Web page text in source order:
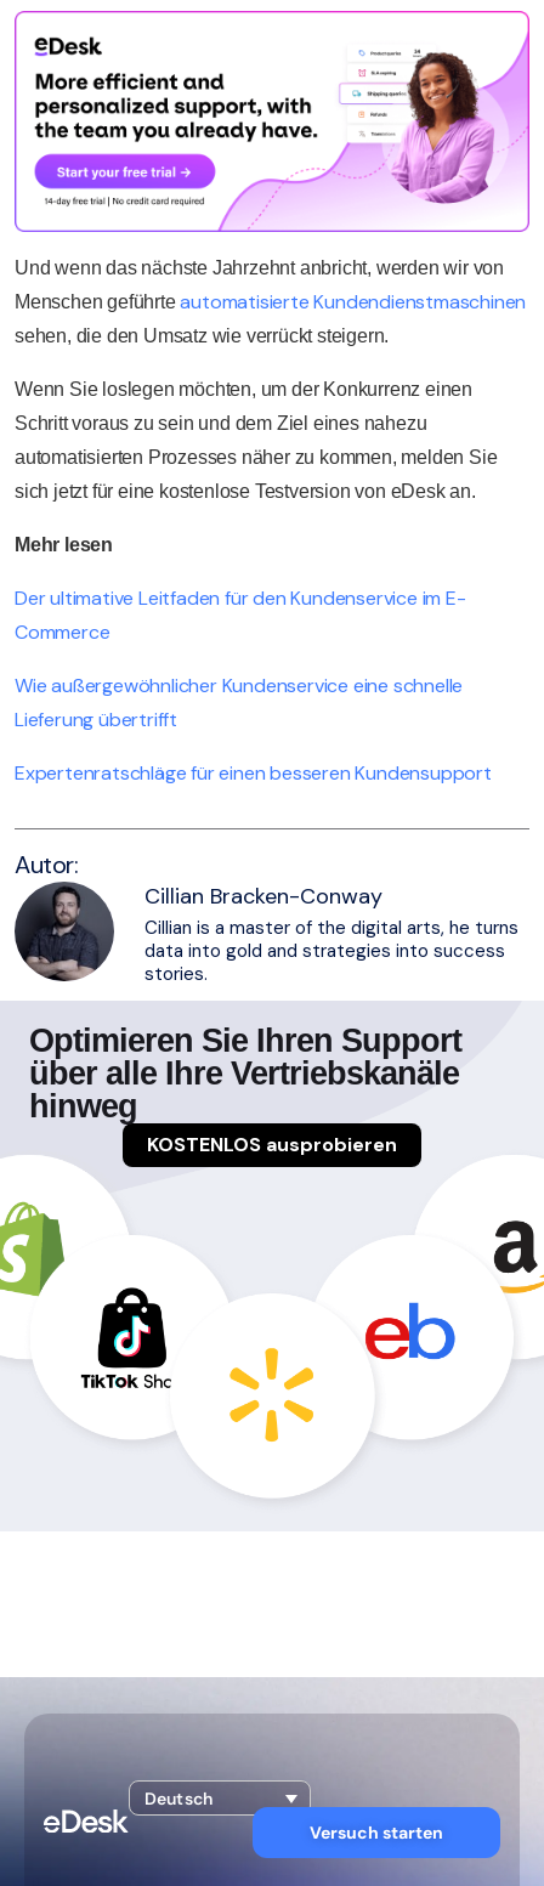
Und wenn das nächste Jahrzehnt anbricht, werden wir von
Menschen geführteautomatisierte Kundendienstmaschinen
sehen, die den Umsatz wie verrückt steigern.
Wenn Sie loslegen möchten, um der Konkurrenz einen
Schritt voraus zu sein und dem Ziel eines nahezu
automatisierten Prozesses näher zu kommen, melden Sie
sich jetzt für eine kostenlose Testversion von eDesk an.
Mehr lesen
Der ultimative Leitfaden für den Kundenservice im E-
Commerce
Wie außergewöhnlicher Kundenservice eine schnelle
Lieferung übertrifft
Expertenratschläge für einen besseren Kundensupport
Autor:
Cillian Bracken-Conway
Cillian is a master of the digital arts, he turns
data into gold and strategies into success
stories.
Optimieren Sie Ihren Support
über alle Ihre Vertriebskanäle
hinweg
KOSTENLOS ausprobieren
Deutsch
Versuch starten